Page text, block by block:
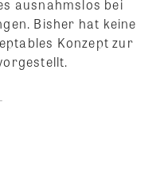
ausnahmslos bei
Bisher hat keine
Konzept zur